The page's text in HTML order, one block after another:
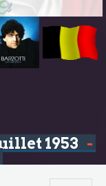
1953 -